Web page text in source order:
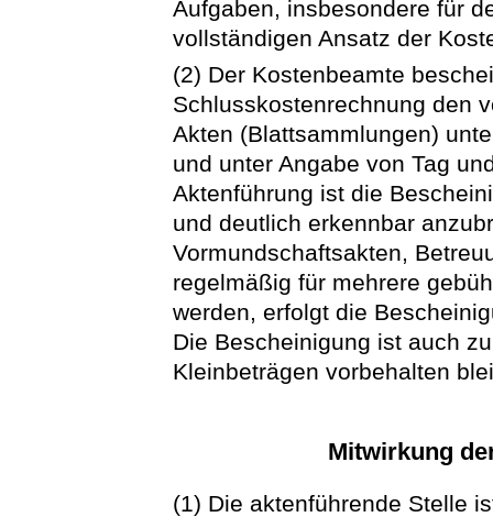
Aufgaben, insbesondere für
vollständigen Ansatz der
(2) Der Kostenbeamte
Schlusskostenrechnung den
Akten (Blattsammlungen)
und unter Angabe von Tag
Aktenführung ist die
und deutlich erkennbar
Vormundschaftsakten,
regelmäßig für mehrere
werden, erfolgt die
Die Bescheinigung ist auch
Kleinbeträgen vorbehalten
Mitwirkung
(1) Die aktenführende Stelle